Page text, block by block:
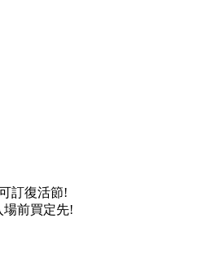
訂復活節!
場前買定先!